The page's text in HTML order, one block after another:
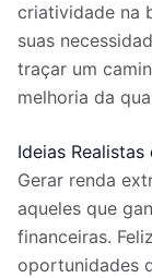
criatividade na
suas
traçar um
melhoria da
Ideias
Gerar renda
aqueles que
financeiras.
oportunidades